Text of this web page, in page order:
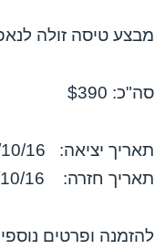
מבצע טיסה זולה
סה"כ: $390
תאריך יציאה: 03/10/16
תאריך חזרה: 10/10/16
להזמנה ופרטים